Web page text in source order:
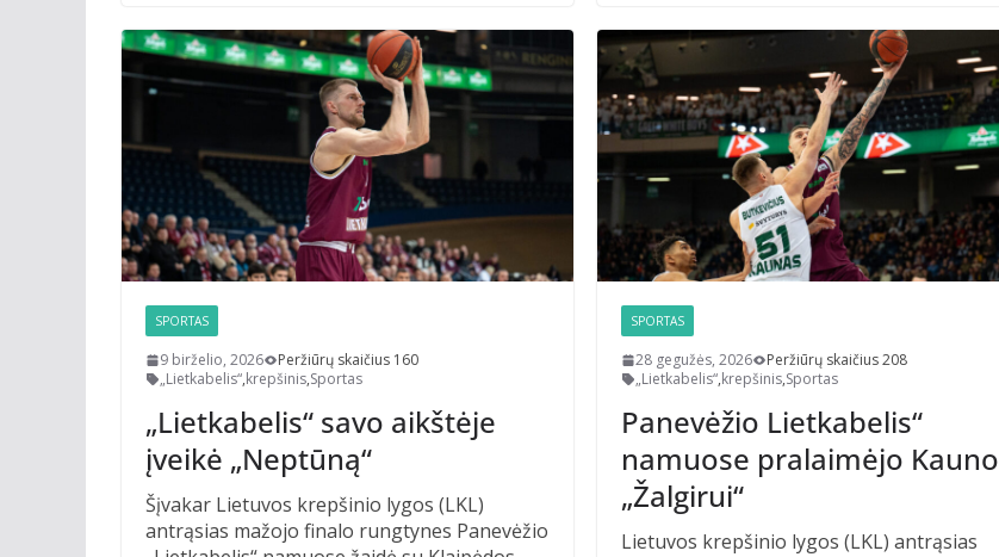
SPORTAS
9 birželio, 2026
Peržiūrų skaičius 160
„Lietkabelis“,krepšinis,Sportas
„Lietkabelis“ savo aikštėje
įveikė „Neptūną“
Šįvakar Lietuvos krepšinio lygos (LKL)
antrąsias mažojo finalo rungtynes Panevėžio
SPORTAS
28 gegužės, 2026
Peržiūrų skaičius 208
„Lietkabelis“,krepšinis,Sportas
Panevėžio Lietkabelis“
namuose pralaimėjo Kauno
„Žalgirui“
Lietuvos krepšinio lygos (LKL) antrąsias